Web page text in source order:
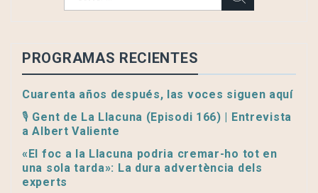
PROGRAMAS RECIENTES
Cuarenta años después, las voces siguen aquí
🎙️ Gent de La Llacuna (Episodi 166) | Entrevista
a Albert Valiente
«El foc a la Llacuna podria cremar-ho tot en
una sola tarda»: La dura advertència dels
experts